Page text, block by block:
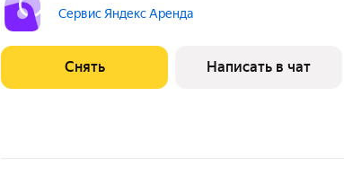
Микроволновка Дом - кирпичный, окна выходят на улицу. В
подъезде 2 лифта -
Сервис Яндекс Аренда
Снять Написать в чат